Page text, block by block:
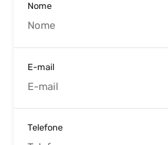
Nome
E-mail
Telefone